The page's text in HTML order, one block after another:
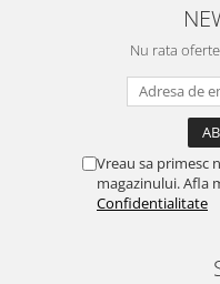
Nu rata
Vreau sa primesc
magazinului. Afla
Confidentialitate